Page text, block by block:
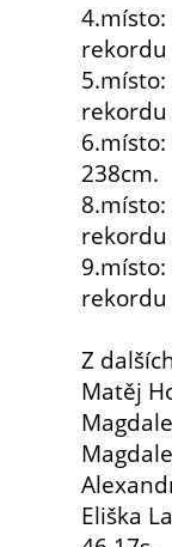
rekordu
rekordu
238cm.
rekordu
rekordu
Z
Matěj
Eliška